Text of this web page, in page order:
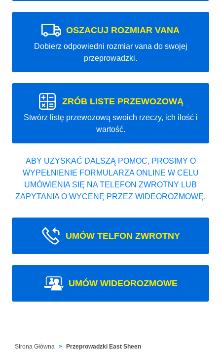
OSZACUJ ROZMIAR VANA
Dobierz odpowiedni rozmiar vana do swojej
przeprowadzki.
ZRÓB LISTE PRZEWOZOWĄ
Stwórz listę przewozową swoich rzeczy, ich ilość i
wartość.
ABY UZYSKAĆ DALSZĄ POMOC, PROSIMY O
WYPEŁNIENIE FORMULARZA ONLINE W CELU
UMÓWIENIA SIĘ NA TELEFON ZWROTNY LUB
ZAPYTANIA O WYCENĘ PRZEZ WIDEOROZMOWĘ.
UMÓW TELFON ZWROTNY
UMÓW WIDEOROZMOWE
Strona Główna Przeprowadzki East Sheen